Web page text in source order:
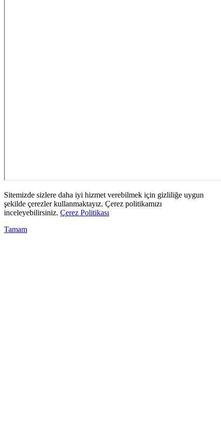
Sitemizde sizlere daha iyi hizmet verebilmek için gizliliğe uygun
şekilde çerezler kullanmaktayız. Çerez politikamızı
inceleyebilirsiniz. Çerez Politikası
Tamam